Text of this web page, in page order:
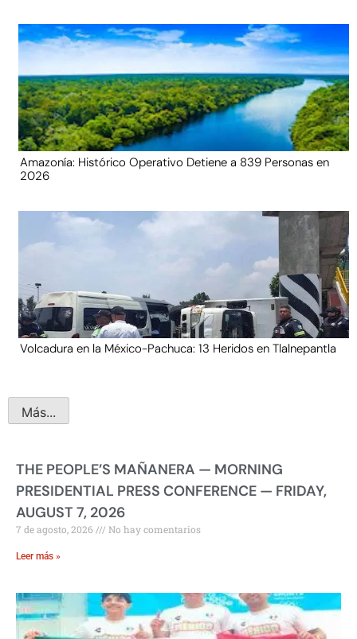
Amazonía: Histórico Operativo Detiene a 839 Personas en
2026
Volcadura en la México-Pachuca: 13 Heridos en Tlalnepantla
Más...
THE PEOPLE’S MAÑANERA — MORNING
PRESIDENTIAL PRESS CONFERENCE — FRIDAY,
AUGUST 7, 2026
7 de agosto, 2026 No hay comentarios
Leer más »